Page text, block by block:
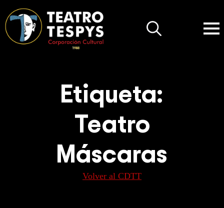
Etiqueta:
Teatro
Máscaras
Volver al CDTT